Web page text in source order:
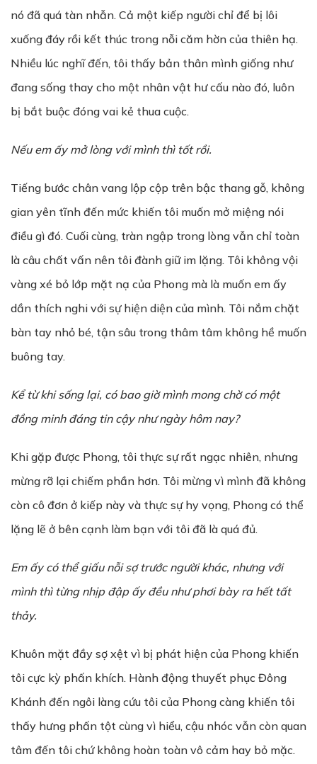
nó đã quá tàn nhẫn. Cả một kiếp người chỉ để bị lôi
xuống đáy rồi kết thúc trong nỗi căm hờn của thiên hạ.
Nhiều lúc nghĩ đến, tôi thấy bản thân mình giống như
đang sống thay cho một nhân vật hư cấu nào đó, luôn
bị bắt buộc đóng vai kẻ thua cuộc.
Nếu em ấy mở lòng với mình thì tốt rồi.
Tiếng bước chân vang lộp cộp trên bậc thang gỗ, không
gian yên tĩnh đến mức khiến tôi muốn mở miệng nói
điều gì đó. Cuối cùng, tràn ngập trong lòng vẫn chỉ toàn
là câu chất vấn nên tôi đành giữ im lặng. Tôi không vội
vàng xé bỏ lớp mặt nạ của Phong mà là muốn em ấy
dần thích nghi với sự hiện diện của mình. Tôi nắm chặt
bàn tay nhỏ bé, tận sâu trong thâm tâm không hề muốn
buông tay.
Kể từ khi sống lại, có bao giờ mình mong chờ có một
đồng minh đáng tin cậy như ngày hôm nay?
Khi gặp được Phong, tôi thực sự rất ngạc nhiên, nhưng
mừng rỡ lại chiếm phần hơn. Tôi mừng vì mình đã không
còn cô đơn ở kiếp này và thực sự hy vọng, Phong có thể
lặng lẽ ở bên cạnh làm bạn với tôi đã là quá đủ.
Em ấy có thể giấu nỗi sợ trước người khác, nhưng với
mình thì từng nhịp đập ấy đều như phơi bày ra hết tất
thảy.
Khuôn mặt đầy sợ xệt vì bị phát hiện của Phong khiến
tôi cực kỳ phấn khích. Hành động thuyết phục Đông
Khánh đến ngôi làng cứu tôi của Phong càng khiến tôi
thấy hưng phấn tột cùng vì hiểu, cậu nhóc vẫn còn quan
tâm đến tôi chứ không hoàn toàn vô cảm hay bỏ mặc.